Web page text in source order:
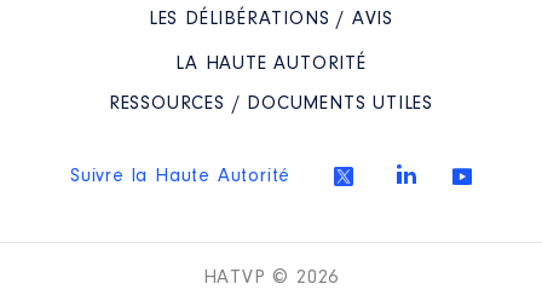
Description: Membre CA
Genevoix │ De : 06/2021 à
LES DÉLIBÉRATIONS / AVIS
LA HAUTE AUTORITÉ
RESSOURCES / DOCUMENTS UTILES
Suivre la Haute Autorité
HATVP © 2026